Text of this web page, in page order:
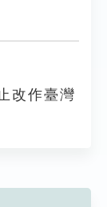
改作臺灣